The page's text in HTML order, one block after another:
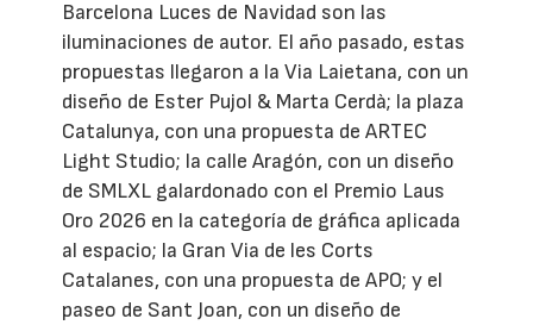
Barcelona Luces de Navidad son las
iluminaciones de autor. El año pasado, estas
propuestas llegaron a la Via Laietana, con un
diseño de Ester Pujol & Marta Cerdà; la plaza
Catalunya, con una propuesta de ARTEC
Light Studio; la calle Aragón, con un diseño
de SMLXL galardonado con el Premio Laus
Oro 2026 en la categoría de gráfica aplicada
al espacio; la Gran Via de les Corts
Catalanes, con una propuesta de APO; y el
paseo de Sant Joan, con un diseño de